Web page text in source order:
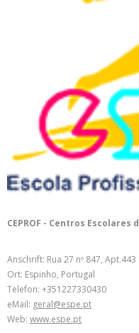
CEPROF - Centros
Anschrift: Rua 27 nº 847,
Ort: Espinho, Portugal
Telefon: +351227330430
eMail: geral@espe.pt
Web: www.espe.pt